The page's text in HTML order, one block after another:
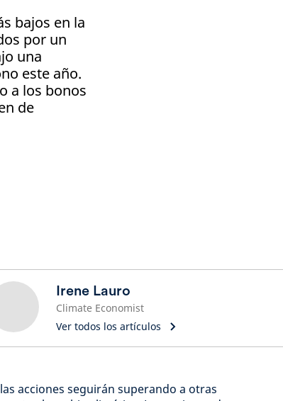
bajos en la
por un
una
este año.
a los bonos
de
Irene Lauro
Climate Economist
Ver todos los artículos
acciones seguirán superando a otras